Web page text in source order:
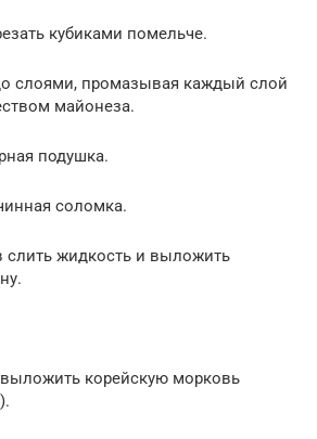
кубиками помельче.
слоями, промазывая каждый слой
майонеза.
подушка.
соломка.
слить жидкость и выложить
корейскую морковь